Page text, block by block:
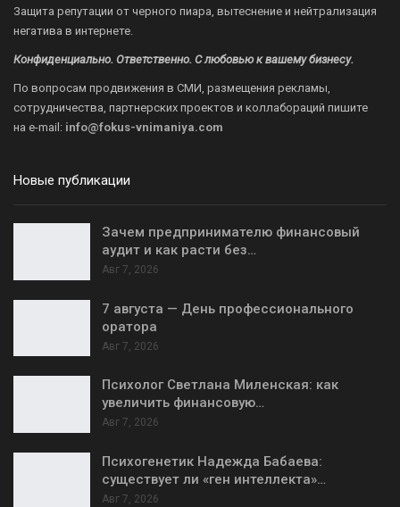
Защита репутации от черного пиара, вытеснение и нейтрализация
негатива в интернете.
Конфиденциально. Ответственно. С любовью к вашему бизнесу.
По вопросам продвижения в СМИ, размещения рекламы,
сотрудничества, партнерских проектов и коллабораций пишите
на e-mail: info@fokus-vnimaniya.com
Новые публикации
Зачем предпринимателю финансовый
аудит и как расти без…
Авг 7, 2026
7 августа — День профессионального
оратора
Авг 7, 2026
Психолог Светлана Миленская: как
увеличить финансовую…
Авг 7, 2026
Психогенетик Надежда Бабаева:
существует ли «ген интеллекта»…
Авг 7, 2026